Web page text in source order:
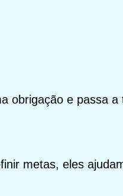
obrigação e passa a
metas, eles